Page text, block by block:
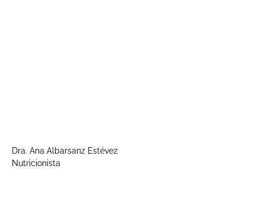
Dra. Ana Albarsanz Estévez
Nutricionista